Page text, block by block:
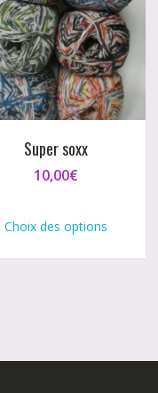
Super soxx
10,00€
Choix des options